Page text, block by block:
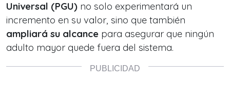
Universal (PGU) no solo experimentará un
incremento en su valor, sino que también
ampliará su alcance para asegurar que ningún
adulto mayor quede fuera del sistema.